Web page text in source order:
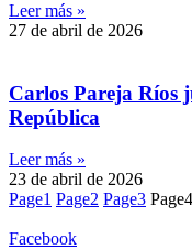
Leer más »
27 de abril de 2026
Carlos Pareja Ríos
República
Leer más »
23 de abril de 2026
Page1 Page2 Page3 Page4
Facebook